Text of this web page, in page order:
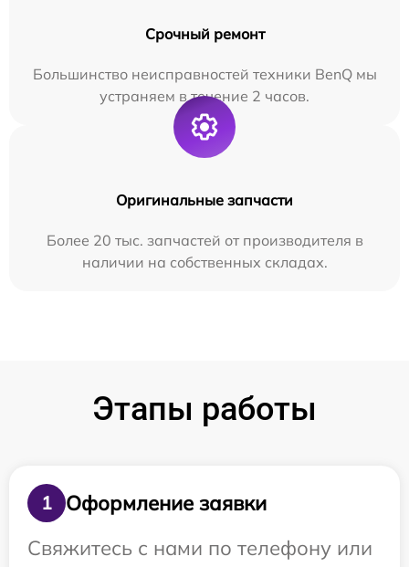
Срочный ремонт
Большинство неисправностей техники BenQ мы
устраняем в течение 2 часов.
Оригинальные запчасти
Более 20 тыс. запчастей от производителя в
наличии на собственных складах.
Этапы работы
1
Оформление заявки
Свяжитесь с нами по телефону или